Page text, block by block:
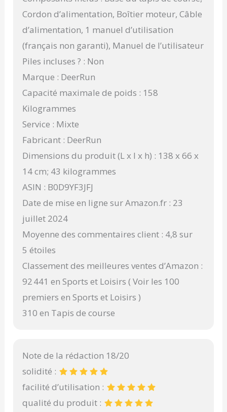
Cordon d’alimentation, Boîtier moteur, Câble
d’alimentation, 1 manuel d’utilisation
(français non garanti), Manuel de l’utilisateur
Piles incluses ? : Non
Marque : DeerRun
Capacité maximale de poids : 158
Kilogrammes
Service : Mixte
Fabricant : DeerRun
Dimensions du produit (L x l x h) : 138 x 66 x
14 cm; 43 kilogrammes
ASIN : B0D9YF3JFJ
Date de mise en ligne sur Amazon.fr : 23
juillet 2024
Moyenne des commentaires client : 4,8 sur
5 étoiles
Classement des meilleures ventes d’Amazon :
92 441 en Sports et Loisirs ( Voir les 100
premiers en Sports et Loisirs )
310 en Tapis de course
Note de la rédaction 18/20
solidité :
facilité d’utilisation :
qualité du produit :